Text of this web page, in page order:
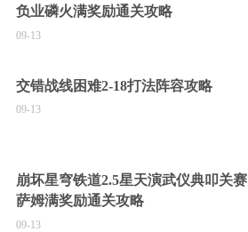
负业磷火满奖励通关攻略
09-13
交错战线困难2-18打法阵容攻略
09-13
崩坏星穹铁道2.5星天演武仪典叩关赛
萨姆满奖励通关攻略
09-13